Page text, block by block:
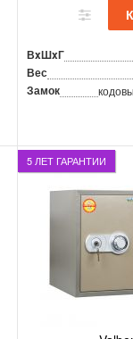
ВxШxГ
Вес
Замок
5 ЛЕТ ГАРАНТИИ